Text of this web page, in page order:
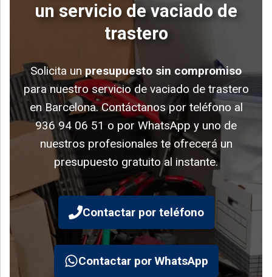
un servicio de vaciado de
trastero
Solicita un presupuesto sin compromiso
para nuestro servicio de vaciado de trastero
en Barcelona. Contáctanos por teléfono al
936 94 06 51 o por WhatsApp y uno de
nuestros profesionales te ofrecerá un
presupuesto gratuito al instante.
Contactar por teléfono
Contactar por WhatsApp